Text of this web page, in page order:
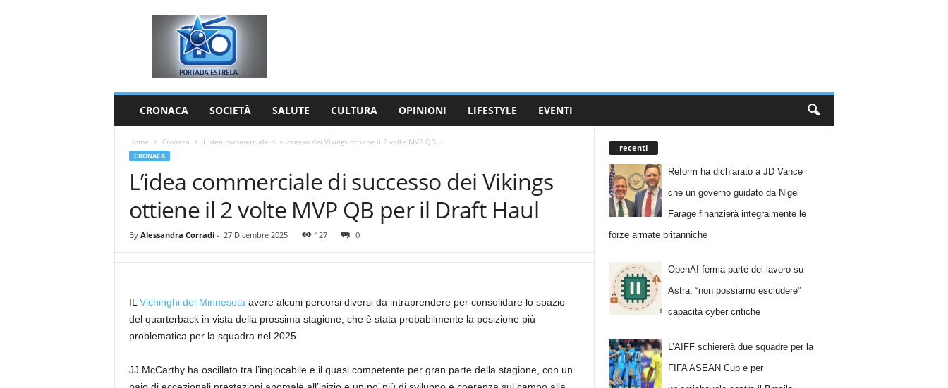
CRONACA SOCIETÀ SALUTE CULTURA OPINIONI LIFESTYLE EVENTI
Home Cronaca L’idea commerciale di successo dei Vikings ottiene il 2 volte MVP QB...
CRONACA
L’idea commerciale di successo dei Vikings
ottiene il 2 volte MVP QB per il Draft Haul
By Alessandra Corradi- 27 Dicembre 2025 127 0
IL Vichinghi del Minnesota avere alcuni percorsi diversi da intraprendere per consolidare lo spazio
del quarterback in vista della prossima stagione, che è stata probabilmente la posizione più
problematica per la squadra nel 2025.
JJ McCarthy ha oscillato tra l’ingiocabile e il quasi competente per gran parte della stagione, con un
recenti
Reform ha dichiarato a JD Vance
che un governo guidato da Nigel
Farage finanzierà integralmente le
forze armate britanniche
OpenAI ferma parte del lavoro su
Astra: “non possiamo escludere”
capacità cyber critiche
L’AIFF schiererà due squadre per la
FIFA ASEAN Cup e per